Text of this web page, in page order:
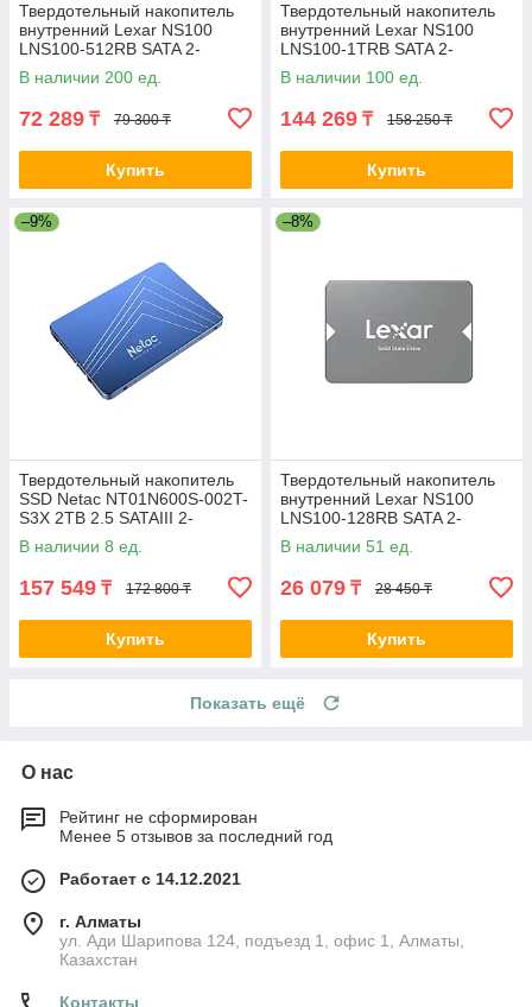
Твердотельный накопитель
внутренний Lexar NS100
LNS100-512RB SATA 2-
037148
В наличии 200 ед.
72 289 ₸ 79 300 ₸
Купить
Твердотельный накопитель
внутренний Lexar NS100
LNS100-1TRB SATA 2-
037149-TOP
В наличии 100 ед.
144 269 ₸ 158 250 ₸
Купить
–9%
Твердотельный накопитель
SSD Netac NT01N600S-002T-
S3X 2TB 2.5 SATAIII 2-
021295-TOP
В наличии 8 ед.
157 549 ₸ 172 800 ₸
Купить
–8%
Твердотельный накопитель
внутренний Lexar NS100
LNS100-128RB SATA 2-
037146
В наличии 51 ед.
26 079 ₸ 28 450 ₸
Купить
Показать ещё
О нас
Рейтинг не сформирован
Менее 5 отзывов за последний год
Работает с 14.12.2021
г. Алматы
ул. Ади Шарипова 124, подъезд 1, офис 1, Алматы,
Казахстан
Контакты